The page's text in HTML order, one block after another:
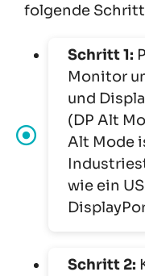
folgende
Schritt 1:
Monitor
und
(DP Alt
Alt Mode
wie ein
Schritt 2: